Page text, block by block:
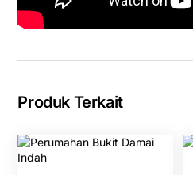
Produk Terkait